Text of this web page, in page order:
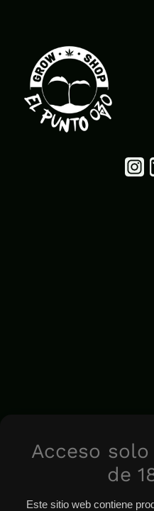
Acceso
de
Este sitio web contiene